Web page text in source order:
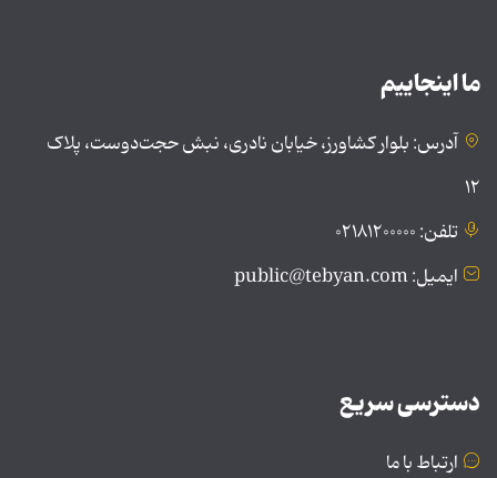
ما اینجاییم
آدرس: بلوار کشاورز، خیابان نادری، نبش حجت‌دوست، پلاک
۱۲
تلفن: ۰۲۱۸۱۲۰۰۰۰۰
ایمیل: public@tebyan.com
دسترسی سریع
ارتباط با ما